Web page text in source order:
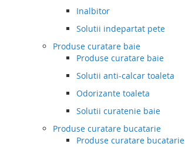
Inalbitor
Solutii indepartat pete
Produse curatare baie
Produse curatare baie
Solutii anti-calcar toaleta
Odorizante toaleta
Solutii curatenie baie
Produse curatare bucatarie
Produse curatare bucatarie